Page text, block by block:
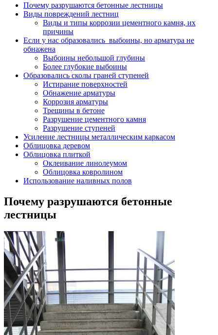
Почему разрушаются бетонные лестницы
Виды повреждений лестниц
Виды и типы коррозии цементного камня, их
причины
Если у нас образовались выбоины, но арматура не
обнажена
Выбоины небольшой глубины
Более глубокие выбоины
Образовались сколы граней ступеней
Истирание поверхностей
Обнажение арматуры
Коррозия арматуры
Трещины в бетоне
Разрушение цементного камня
Разрушение ступеней
Усиление лестницы металлическим каркасом
Облицовка деревом
Облицовка плиткой
Оклеивание линолеумом
Облицовка ковролином
Использование наливных полов
Почему разрушаются бетонные
лестницы